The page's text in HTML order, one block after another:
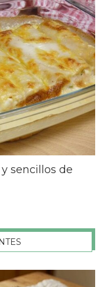
sencillos de